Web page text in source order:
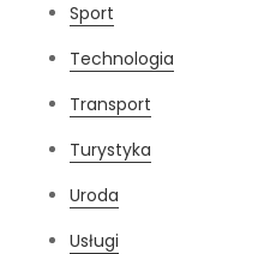
Sport
Technologia
Transport
Turystyka
Uroda
Usługi